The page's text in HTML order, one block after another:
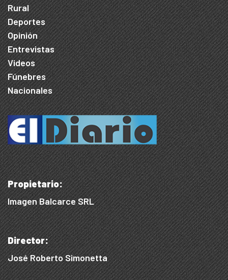
Rural
Deportes
Opinión
Entrevistas
Videos
Fúnebres
Nacionales
Propietario:
Imagen Balcarce SRL
Director:
José Roberto Simonetta